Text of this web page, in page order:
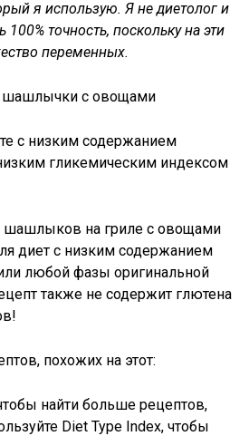
я использую. Я не диетолог и
100% точность, поскольку на эти
переменных.
с низким содержанием
гликемическим индексом
шашлыков на гриле с овощами
диет с низким содержанием
любой фазы оригинальной
также не содержит глютена
похожих на этот:
найти больше рецептов,
Diet Type Index, чтобы